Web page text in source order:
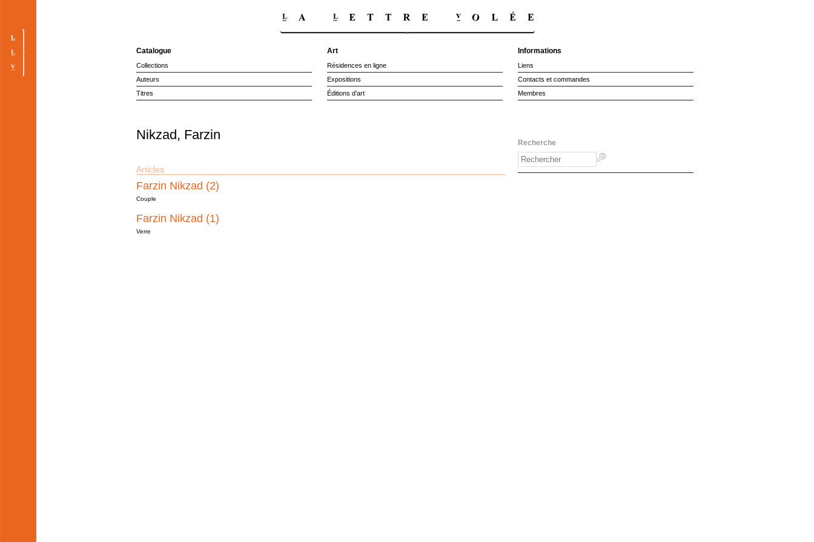
Catalogue
Collections
Auteurs
Titres
Art
Résidences en ligne
Expositions
Éditions d’art
Informations
Liens
Contacts et commandes
Membres
Recherche
Nikzad, Farzin
Articles
Farzin Nikzad (2)
Couple
Farzin Nikzad (1)
Verre